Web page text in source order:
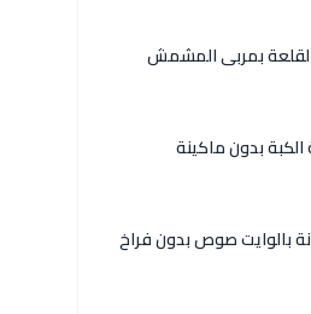
بمربى المشمش
بدون ماكينة
بالوايت صوص بدون فراخ